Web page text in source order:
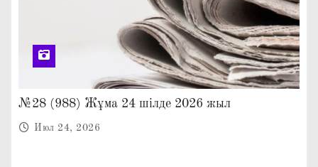
№28 (988) Жұма 24 шілде 2026 жыл
Июл 24, 2026